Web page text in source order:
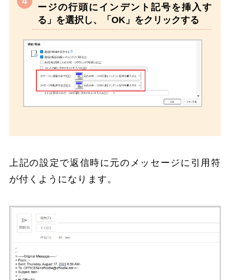
ージの行頭にインデント記号を挿入す
る」を選択し、「OK」をクリックする
上記の設定で返信時に元のメッセージに引用符
が付くようになります。